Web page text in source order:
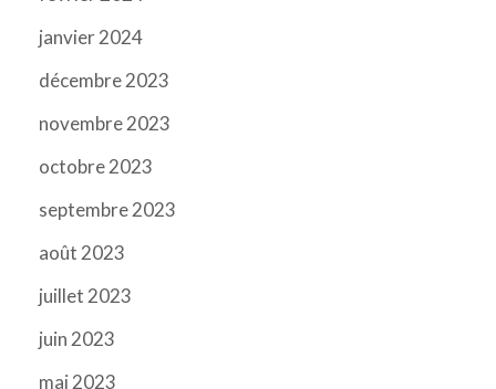
janvier 2024
décembre 2023
novembre 2023
octobre 2023
septembre 2023
août 2023
juillet 2023
juin 2023
mai 2023